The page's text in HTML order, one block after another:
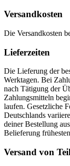
Versandkosten
Die Versandkosten
Lieferzeiten
Die Lieferung der
Werktagen. Bei
nach Tätigung der
Zahlungsmitteln
laufen. Gesetzliche
Deutschlands
deiner Bestellung
Belieferung
Versand von